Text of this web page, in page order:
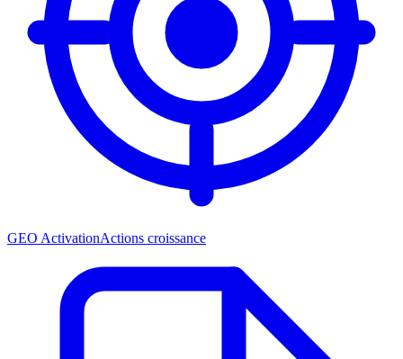
GEO ActivationActions croissance